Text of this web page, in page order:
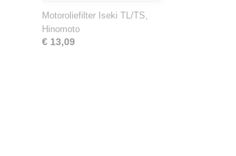
Motoroliefilter Iseki TL/TS,
Hinomoto
€ 13,09